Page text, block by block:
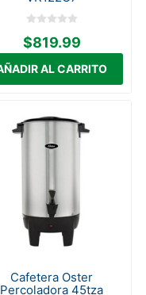
$819.99
Cafetera Oster
Percoladora 45tza